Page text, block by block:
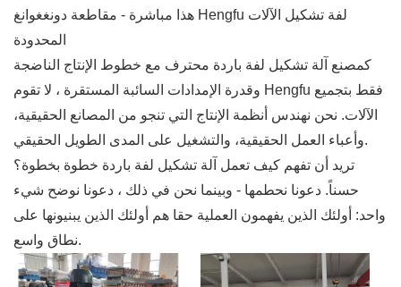
هذا مباشرة - مقاطعة دونغغوانغ Hengfu لفة تشكيل الآلات
المحدودة
كمصنع آلة تشكيل لفة باردة محترف مع خطوط الإنتاج الناضجة
وقدرة الإمدادات السائبة المستقرة ، لا تقوم Hengfu فقط بتجميع
الآلات. نحن نهندس أنظمة الإنتاج التي تنجو من المصانع الحقيقية،
وأعباء العمل الحقيقية، والتشغيل على المدى الطويل الحقيقي.
تريد أن تفهم كيف تعمل آلة تشكيل لفة باردة خطوة بخطوة؟
حسناً. دعونا نحطمها - وبينما نحن في ذلك ، دعونا نوضح شيء
واحد: أولئك الذين يفهمون العملية حقا هم أولئك الذين يبنيونها على
نطاق واسع.